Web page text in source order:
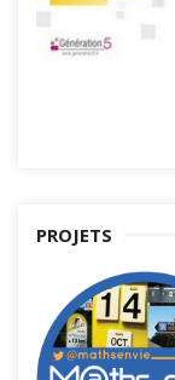
PROJETS